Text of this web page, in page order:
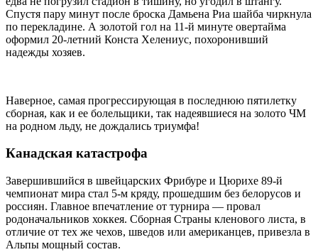
Спустя пару минут после броска Дамьена Риа шайба чиркнула
по перекладине. А золотой гол на 11-й минуте овертайма
оформил 20-летний Конста Хелениус, похоронивший
надежды хозяев.
Наверное, самая прогрессирующая в последнюю пятилетку
сборная, как и ее болельщики, так надеявшиеся на золото ЧМ
на родном льду, не дождались триумфа!
Канадская катастрофа
Завершившийся в швейцарских Фрибуре и Цюрихе 89-й
чемпионат мира стал 5-м кряду, прошедшим без белорусов и
россиян. Главное впечатление от турнира — провал
родоначальников хоккея. Сборная Страны кленового листа, в
отличие от тех же чехов, шведов или американцев, привезла в
Альпы мощный состав.